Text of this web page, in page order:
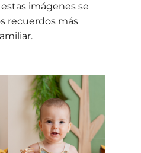
imágenes se
recuerdos más